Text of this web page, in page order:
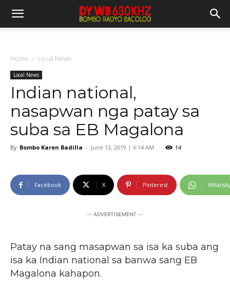
Home Local News
Local News
Indian national,
nasapwan nga patay sa
suba sa EB Magalona
By Bombo Karen Badilla - June 13, 2019 | 6:14 AM 14
Facebook X Pinterest
-- ADVERTISEMENT --
Patay na sang masapwan sa isa ka suba ang
isa ka Indian national sa banwa sang EB
Magalona kahapon.